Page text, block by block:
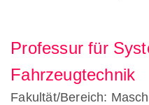
Professur für
Fahrzeugtechnik
Fakultät/Bereich: